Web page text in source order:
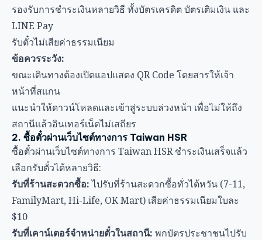
รองรับการชำระเงินหลายวิธี ทั้งบัตรเครดิต บัตรเติมเงิน และ
LINE Pay
รับตั๋วไม่เสียค่าธรรมเนียม
ข้อควรระวัง:
ขณะเดินทางต้องเปิดแอปแสดง QR Code โดยสารให้เจ้า
หน้าที่สแกน
แนะนำให้ดาวน์โหลดและเข้าสู่ระบบล่วงหน้า เพื่อไม่ให้ถึง
สถานีแล้วอินเทอร์เน็ตไม่เสถียร
2. ซื้อตั๋วผ่านเว็บไซต์ทางการ Taiwan HSR
ซื้อตั๋วผ่านเว็บไซต์ทางการ Taiwan HSRชำระเงินเสร็จแล้ว
เลือกรับตั๋วได้หลายวิธี:
รับที่ร้านสะดวกซื้อ:ไปรับที่ร้านสะดวกซื้อทั่วไต้หวัน (7-11,
FamilyMart, Hi-Life, OK Mart) เสียค่าธรรมเนียมใบละ
$10
รับที่เคาน์เตอร์จำหน่ายตั๋วในสถานี: พกบัตรประชาชนไปรับ